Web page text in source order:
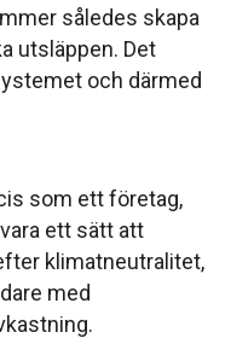
således skapa
utsläppen. Det
och därmed
som ett företag,
ett sätt att
klimatneutralitet,
med